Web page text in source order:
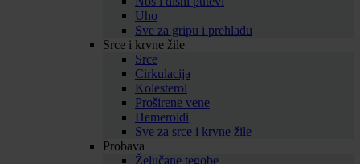
Uho
Sve za gripu i prehladu
Srce i krvne žile
Srce
Cirkulacija
Kolesterol
Proširene vene
Hemeroidi
Sve za srce i krvne žile
Probava
Želučane tegobe